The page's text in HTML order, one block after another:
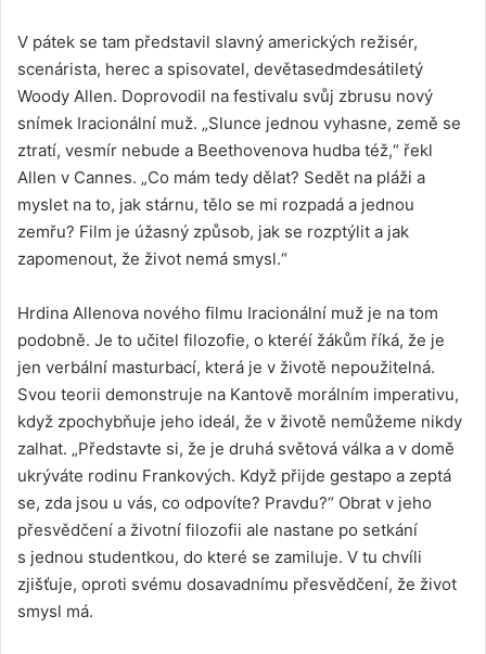
V pátek se tam představil slavný amerických režisér,
scenárista, herec a spisovatel, devětasedmdesátiletý
Woody Allen. Doprovodil na festivalu svůj zbrusu nový
snímek Iracionální muž. „Slunce jednou vyhasne, země se
ztratí, vesmír nebude a Beethovenova hudba též,“ řekl
Allen v Cannes. „Co mám tedy dělat? Sedět na pláži a
myslet na to, jak stárnu, tělo se mi rozpadá a jednou
zemřu? Film je úžasný způsob, jak se rozptýlit a jak
zapomenout, že život nemá smysl.“
Hrdina Allenova nového filmu Iracionální muž je na tom
podobně. Je to učitel filozofie, o kteréí žákům říká, že je
jen verbální masturbací, která je v životě nepoužitelná.
Svou teorii demonstruje na Kantově morálním imperativu,
když zpochybňuje jeho ideál, že v životě nemůžeme nikdy
zalhat. „Představte si, že je druhá světová válka a v domě
ukrýváte rodinu Frankových. Když přijde gestapo a zeptá
se, zda jsou u vás, co odpovíte? Pravdu?“ Obrat v jeho
přesvědčení a životní filozofii ale nastane po setkání
s jednou studentkou, do které se zamiluje. V tu chvíli
zjišťuje, oproti svému dosavadnímu přesvědčení, že život
smysl má.